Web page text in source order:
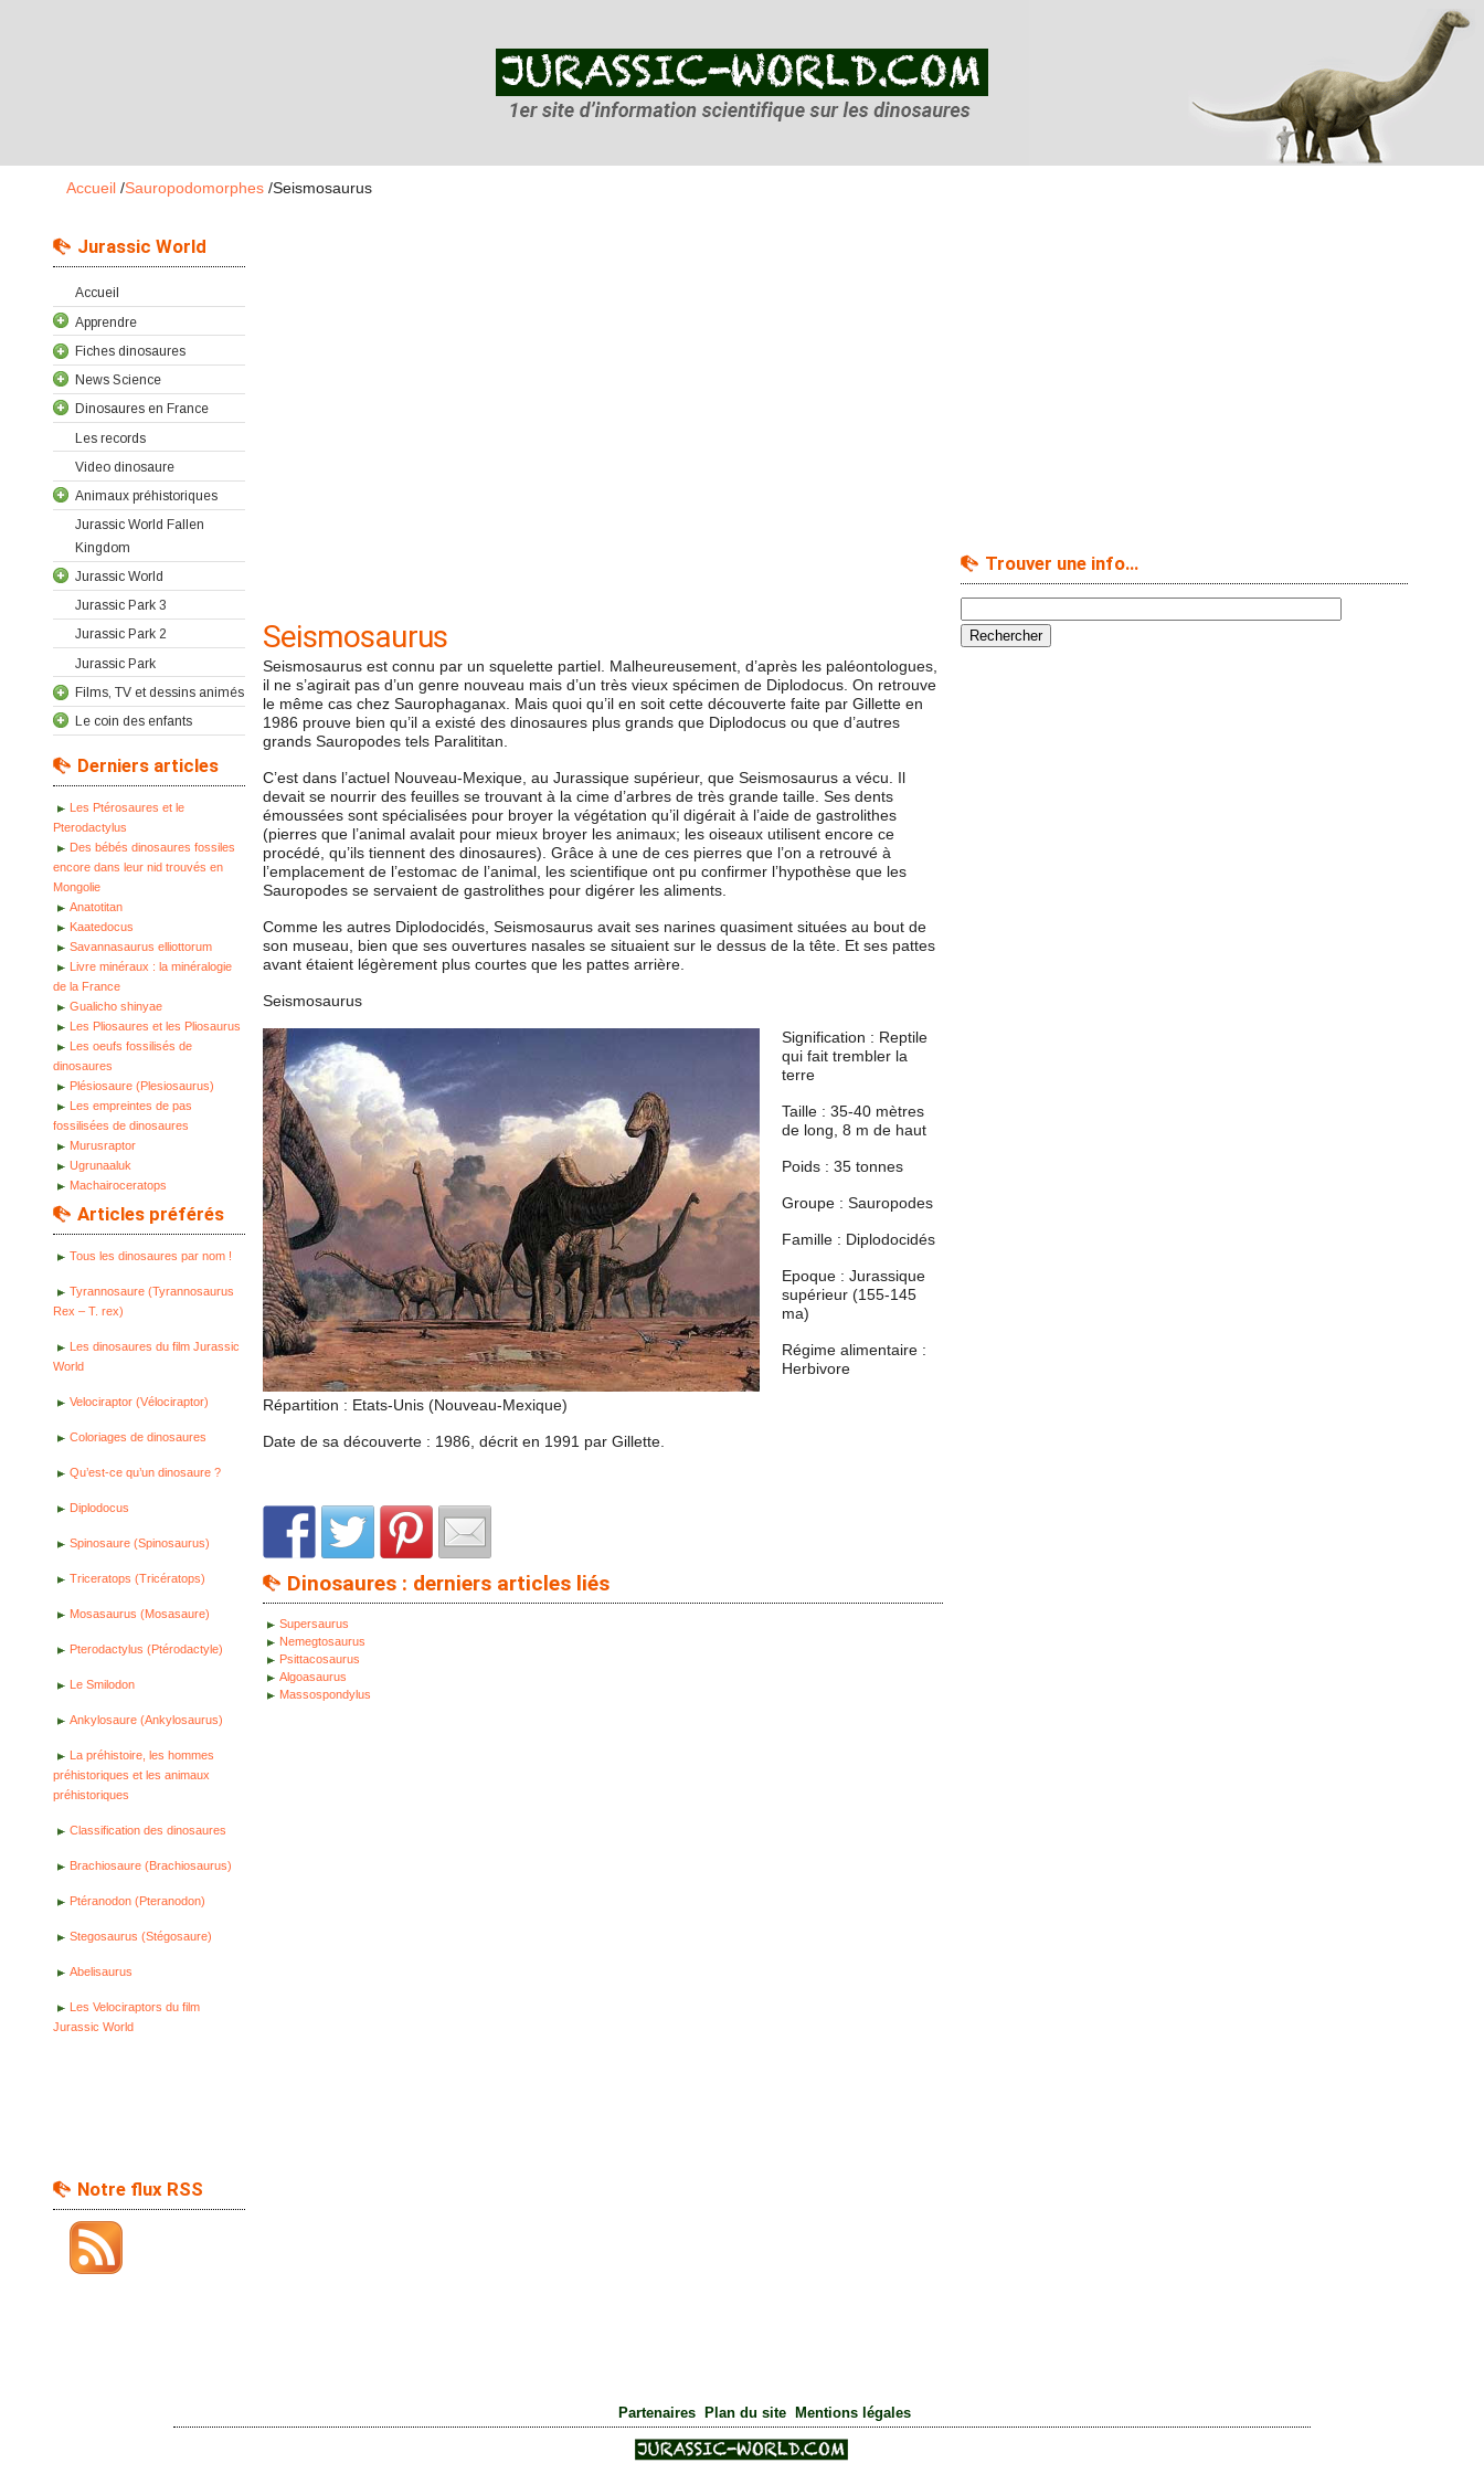
Accueil /Sauropodomorphes /Seismosaurus
Jurassic World
Accueil
Apprendre
Fiches dinosaures
News Science
Dinosaures en France
Les records
Video dinosaure
Animaux préhistoriques
Jurassic World Fallen
Kingdom
Jurassic World
Jurassic Park 3
Jurassic Park 2
Jurassic Park
Films, TV et dessins animés
Le coin des enfants
Derniers articles
Les Ptérosaures et le
Pterodactylus
Des bébés dinosaures fossiles
encore dans leur nid trouvés en
Mongolie
Anatotitan
Kaatedocus
Savannasaurus elliottorum
Livre minéraux : la minéralogie
de la France
Gualicho shinyae
Les Pliosaures et les Pliosaurus
Les oeufs fossilisés de
dinosaures
Plésiosaure (Plesiosaurus)
Les empreintes de pas
fossilisées de dinosaures
Murusraptor
Ugrunaaluk
Machairoceratops
Articles préférés
Tous les dinosaures par nom !
Tyrannosaure (Tyrannosaurus
Rex – T. rex)
Les dinosaures du film Jurassic
World
Velociraptor (Vélociraptor)
Coloriages de dinosaures
Qu’est-ce qu’un dinosaure ?
Diplodocus
Spinosaure (Spinosaurus)
Triceratops (Tricératops)
Mosasaurus (Mosasaure)
Pterodactylus (Ptérodactyle)
Le Smilodon
Ankylosaure (Ankylosaurus)
La préhistoire, les hommes
préhistoriques et les animaux
préhistoriques
Classification des dinosaures
Brachiosaure (Brachiosaurus)
Ptéranodon (Pteranodon)
Stegosaurus (Stégosaure)
Abelisaurus
Les Velociraptors du film
Jurassic World
Notre flux RSS
Seismosaurus
Seismosaurus est connu par un squelette partiel. Malheureusement, d’après les paléontologues,
il ne s’agirait pas d’un genre nouveau mais d’un très vieux spécimen de Diplodocus. On retrouve
le même cas chez Saurophaganax. Mais quoi qu’il en soit cette découverte faite par Gillette en
1986 prouve bien qu’il a existé des dinosaures plus grands que Diplodocus ou que d’autres
grands Sauropodes tels Paralititan.
C’est dans l’actuel Nouveau-Mexique, au Jurassique supérieur, que Seismosaurus a vécu. Il
devait se nourrir des feuilles se trouvant à la cime d’arbres de très grande taille. Ses dents
émoussées sont spécialisées pour broyer la végétation qu’il digérait à l’aide de gastrolithes
(pierres que l’animal avalait pour mieux broyer les animaux; les oiseaux utilisent encore ce
procédé, qu’ils tiennent des dinosaures). Grâce à une de ces pierres que l’on a retrouvé à
l’emplacement de l’estomac de l’animal, les scientifique ont pu confirmer l’hypothèse que les
Sauropodes se servaient de gastrolithes pour digérer les aliments.
Comme les autres Diplodocidés, Seismosaurus avait ses narines quasiment situées au bout de
son museau, bien que ses ouvertures nasales se situaient sur le dessus de la tête. Et ses pattes
avant étaient légèrement plus courtes que les pattes arrière.
Seismosaurus
Signification : Reptile
qui fait trembler la
terre
Taille : 35-40 mètres
de long, 8 m de haut
Poids : 35 tonnes
Groupe : Sauropodes
Famille : Diplodocidés
Epoque : Jurassique
supérieur (155-145
ma)
Régime alimentaire :
Herbivore
Répartition : Etats-Unis (Nouveau-Mexique)
Date de sa découverte : 1986, décrit en 1991 par Gillette.
Dinosaures : derniers articles liés
Supersaurus
Nemegtosaurus
Psittacosaurus
Algoasaurus
Massospondylus
Trouver une info…
Partenaires| Plan du site| Mentions légales